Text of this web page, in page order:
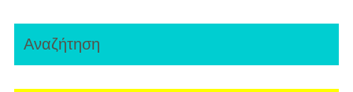
navigation
Primary
Sidebar
Αναζήτηση